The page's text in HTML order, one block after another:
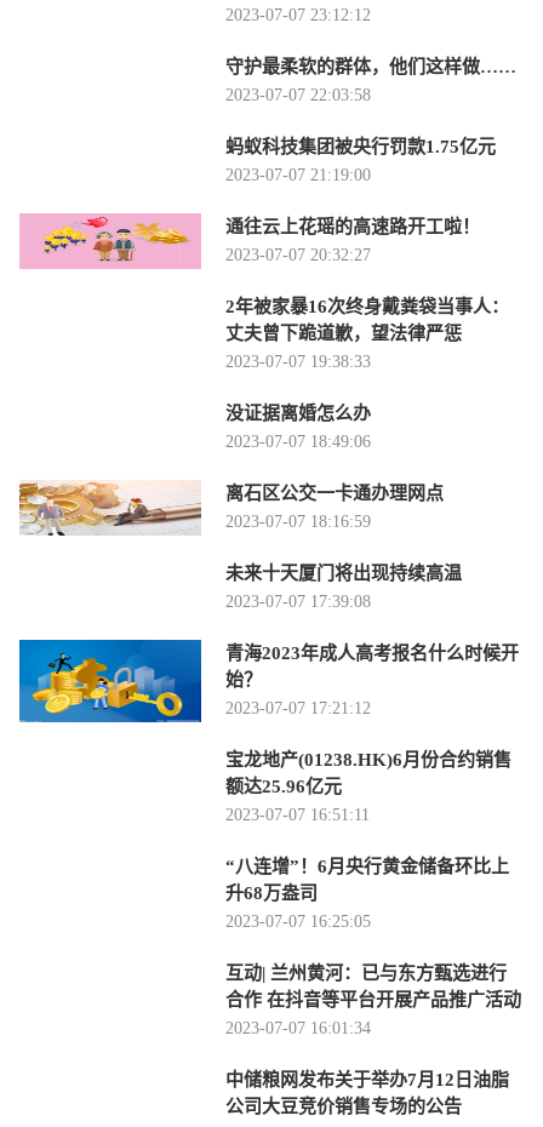
2023-07-07 23:12:12
守护最柔软的群体，他们这样做……
2023-07-07 22:03:58
蚂蚁科技集团被央行罚款1.75亿元
2023-07-07 21:19:00
通往云上花瑶的高速路开工啦！
2023-07-07 20:32:27
2年被家暴16次终身戴粪袋当事人：
丈夫曾下跪道歉，望法律严惩
2023-07-07 19:38:33
没证据离婚怎么办
2023-07-07 18:49:06
离石区公交一卡通办理网点
2023-07-07 18:16:59
未来十天厦门将出现持续高温
2023-07-07 17:39:08
青海2023年成人高考报名什么时候开
始？
2023-07-07 17:21:12
宝龙地产(01238.HK)6月份合约销售
额达25.96亿元
2023-07-07 16:51:11
“八连增”！6月央行黄金储备环比上
升68万盎司
2023-07-07 16:25:05
互动| 兰州黄河：已与东方甄选进行
合作 在抖音等平台开展产品推广活动
2023-07-07 16:01:34
中储粮网发布关于举办7月12日油脂
公司大豆竞价销售专场的公告